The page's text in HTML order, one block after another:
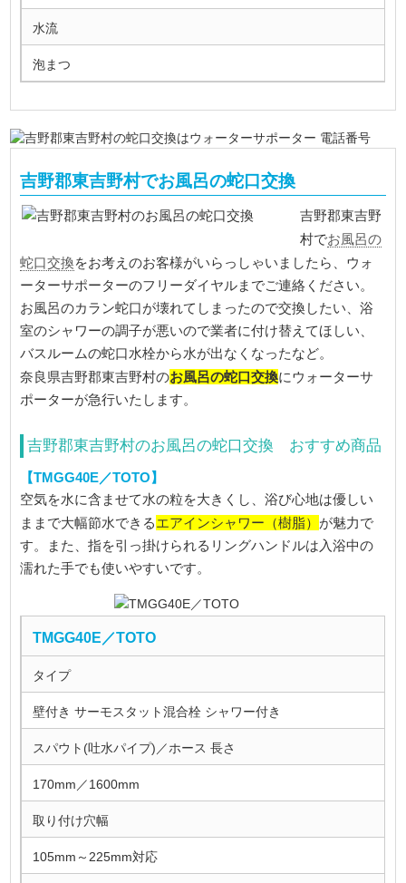
水流
泡まつ
吉野郡東吉野村でお風呂の蛇口交換
吉野郡東吉野
村でお風呂の
蛇口交換をお考えのお客様がいらっしゃいましたら、ウォ
ーターサポーターのフリーダイヤルまでご連絡ください。
お風呂のカラン蛇口が壊れてしまったので交換したい、浴
室のシャワーの調子が悪いので業者に付け替えてほしい、
バスルームの蛇口水栓から水が出なくなったなど。
奈良県吉野郡東吉野村のお風呂の蛇口交換にウォーターサ
ポーターが急行いたします。
吉野郡東吉野村のお風呂の蛇口交換 おすすめ商品
【TMGG40E／TOTO】
空気を水に含ませて水の粒を大きくし、浴び心地は優しい
ままで大幅節水できるエアインシャワー（樹脂） が魅力で
す。また、指を引っ掛けられるリングハンドルは入浴中の
濡れた手でも使いやすいです。
TMGG40E／TOTO
タイプ
壁付き サーモスタット混合栓 シャワー付き
スパウト(吐水パイプ)／ホース 長さ
170mm／1600mm
取り付け穴幅
105mm～225mm対応